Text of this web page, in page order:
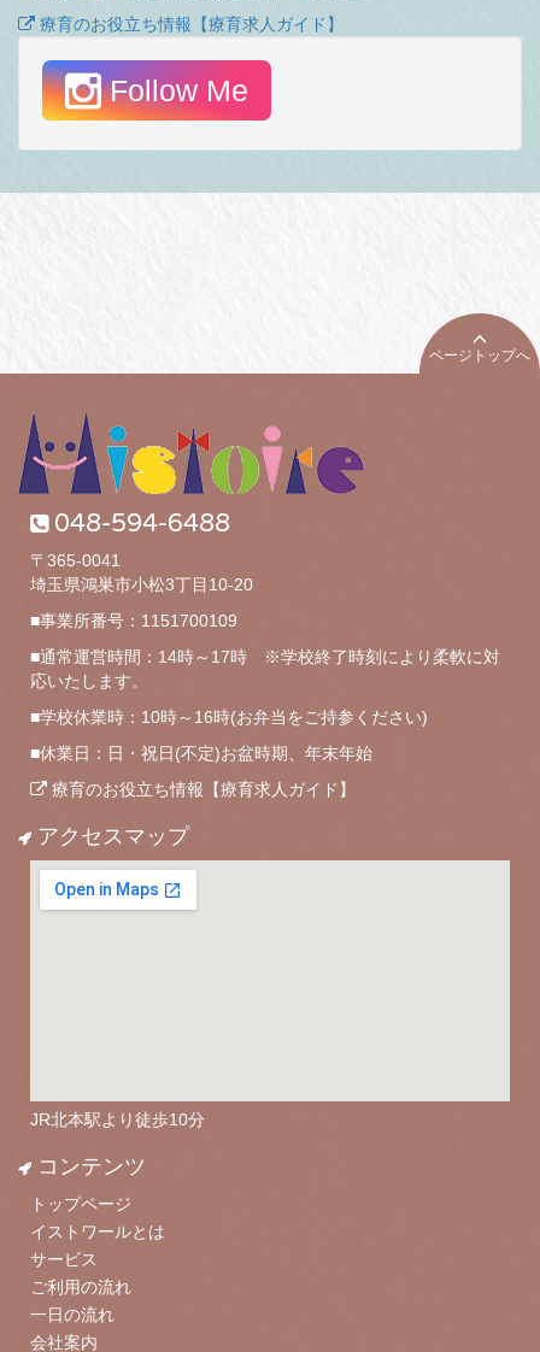
療育のお役立ち情報【療育求人ガイド】
Follow Me
ページトップへ
048-594-6488
〒365-0041
埼玉県鴻巣市小松3丁目10-20
■事業所番号：1151700109
■通常運営時間：14時～17時 ※学校終了時刻により柔軟に対
応いたします。
■学校休業時：10時～16時(お弁当をご持参ください)
■休業日：日・祝日(不定)お盆時期、年末年始
療育のお役立ち情報【療育求人ガイド】
アクセスマップ
JR北本駅より徒歩10分
コンテンツ
トップページ
イストワールとは
サービス
ご利用の流れ
一日の流れ
会社案内